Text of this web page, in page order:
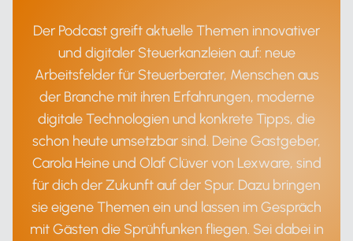
Der Podcast greift aktuelle Themen innovativer
und digitaler Steuerkanzleien auf: neue
Arbeitsfelder für Steuerberater, Menschen aus
der Branche mit ihren Erfahrungen, moderne
digitale Technologien und konkrete Tipps, die
schon heute umsetzbar sind. Deine Gastgeber,
Carola Heine und Olaf Clüver von Lexware, sind
für dich der Zukunft auf der Spur. Dazu bringen
sie eigene Themen ein und lassen im Gespräch
mit Gästen die Sprühfunken fliegen. Sei dabei in